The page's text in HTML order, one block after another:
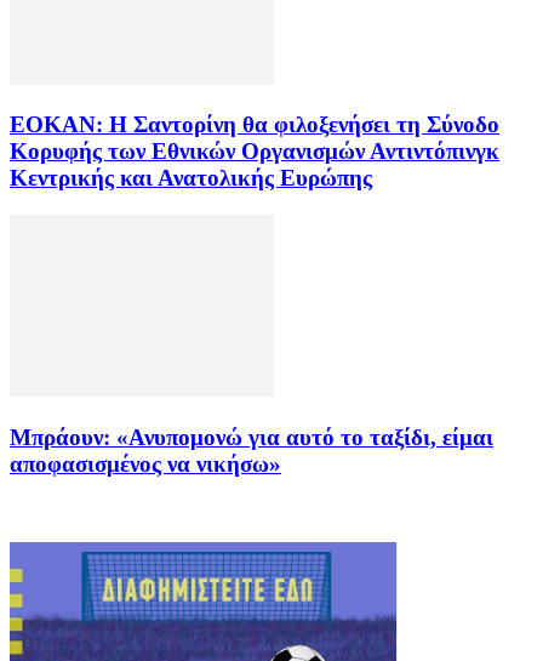
ΕΟΚΑΝ: Η Σαντορίνη θα φιλοξενήσει τη Σύνοδο
Κορυφής των Εθνικών Οργανισμών Αντιντόπινγκ
Κεντρικής και Ανατολικής Ευρώπης
Μπράουν: «Ανυπομονώ για αυτό το ταξίδι, είμαι
αποφασισμένος να νικήσω»